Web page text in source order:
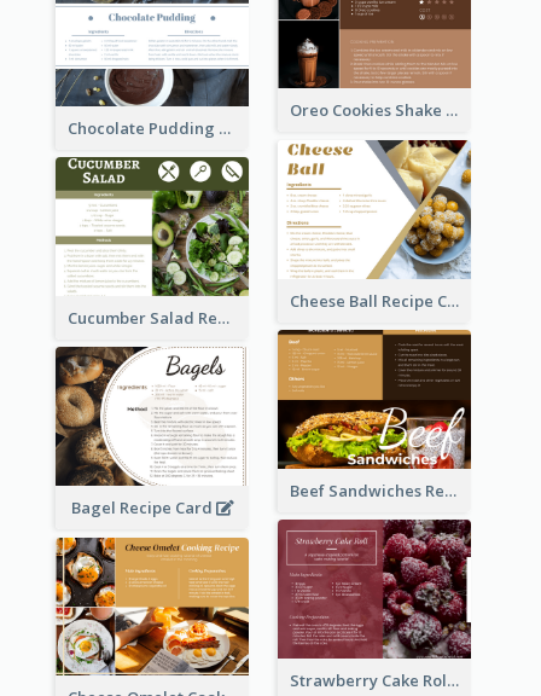
Oreo Cookies Shake Recipe Card
Chocolate Pudding Recipe Card
Cheese Ball Recipe Card
Cucumber Salad Recipe Card
Beef Sandwiches Recipe Card
Bagel Recipe Card
Strawberry Cake Roll Recipe Card